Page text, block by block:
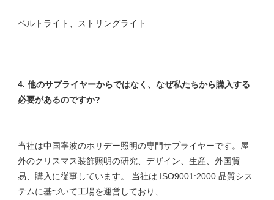
4. 他のサプライヤーからではなく、なぜ私たちから購入する
当社は中国寧波のホリデー照明の専門サプライヤーです。屋
外のクリスマス装飾照明の研究、デザイン、生産、外国貿
易、購入に従事しています。 当社は ISO9001:2000 品質シス